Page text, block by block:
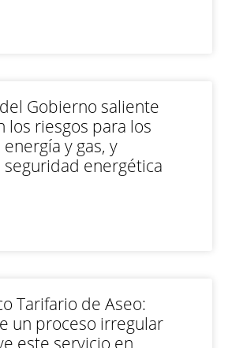
Gobierno saliente
los riesgos para los
y gas, y
seguridad energética
Tarifario de Aseo:
un proceso irregular
este servicio en